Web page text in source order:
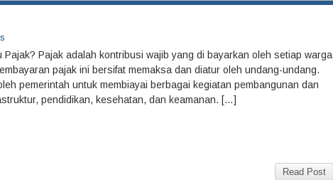
Pajak adalah kontribusi wajib yang di bayarkan oleh setiap warga
pajak ini bersifat memaksa dan diatur oleh undang-undang.
pemerintah untuk membiayai berbagai kegiatan pembangunan dan
pendidikan, kesehatan, dan keamanan. […]
Read Post